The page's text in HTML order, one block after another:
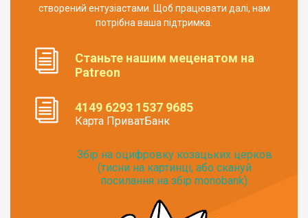
створений ентузіастами. Щоб працювати далі, нам
потрібна ваша підтримка.
Станьте нашим меценатом на
Patreon
4149 6293 1537 9685
Карта ПриватБанк
Збір на оцифровку козацьких церков
(тисни на картинці, або скануй
посилання на збір monobank):